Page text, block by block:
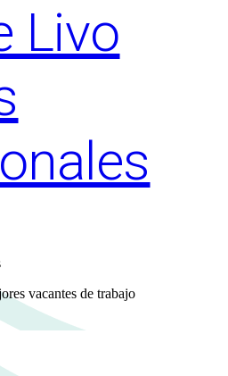
Livo
vacantes de trabajo